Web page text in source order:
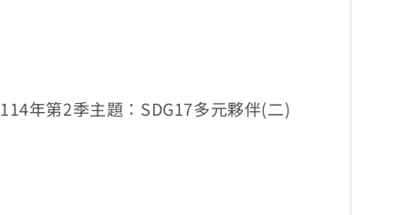
114年第2季主題：SDG17多元夥伴(二)